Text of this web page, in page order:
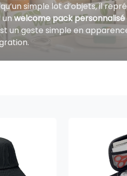
simple lot d’objets, il
unwelcome pack personnalisé
un geste simple en